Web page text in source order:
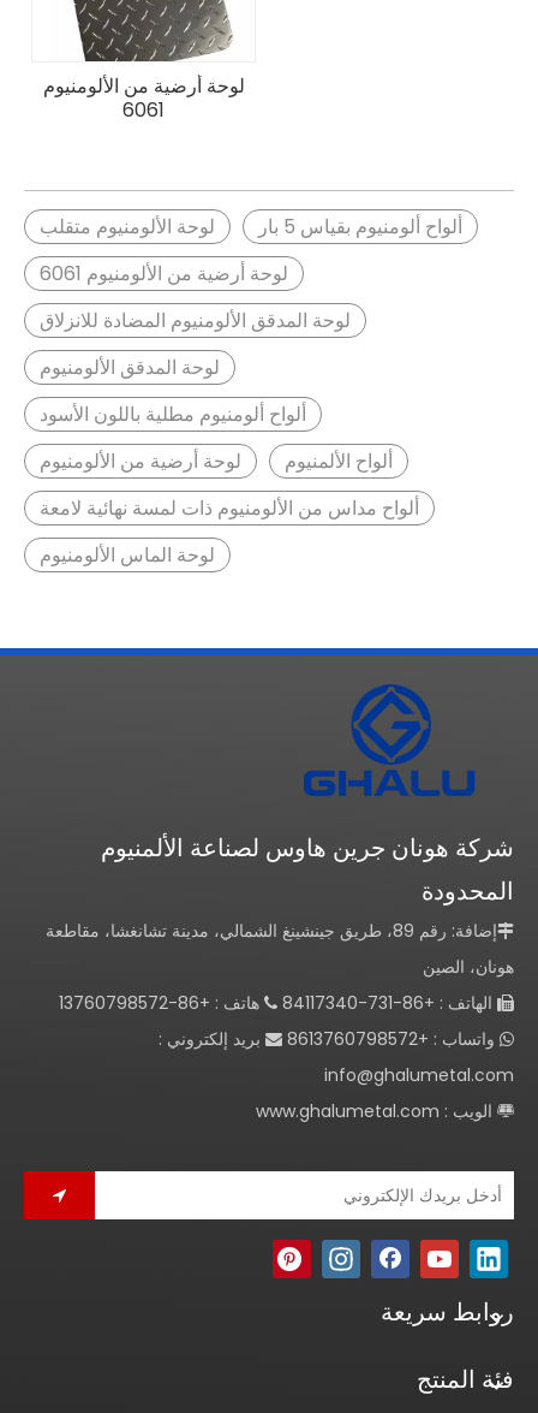
لوحة أرضية من الألومنيوم
6061
لوحة الألومنيوم متقلب
ألواح ألومنيوم بقياس 5 بار
لوحة أرضية من الألومنيوم 6061
لوحة المدقق الألومنيوم المضادة للانزلاق
لوحة المدقق الألومنيوم
ألواح ألومنيوم مطلية باللون الأسود
لوحة أرضية من الألومنيوم
ألواح الألمنيوم
ألواح مداس من الألومنيوم ذات لمسة نهائية لامعة
لوحة الماس الألومنيوم
شركة هونان جرين هاوس لصناعة الألمنيوم
المحدودة

إضافة: رقم 89، طريق جينشينغ الشمالي، مدينة تشانغشا، مقاطعة
هونان، الصين
 الهاتف : +86-731-84117340  هاتف : +86-13760798572
 واتساب : +8613760798572  بريد إلكتروني :
info@ghalumetal.com
 الويب : www.ghalumetal.com
روابط سريعة
فئة المنتج